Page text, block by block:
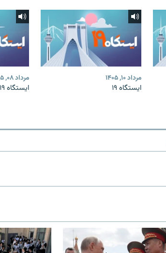
مرداد ۱۰, ۱۴۰۵
ایستگاه ۱۹
مرداد ۰۸, ۱۴۰۵
ایستگاه ۱۹